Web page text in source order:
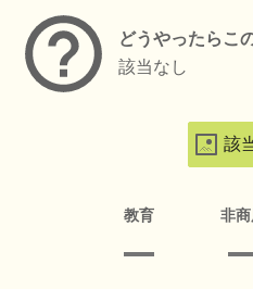
どうやったらこ
該当なし
該
教育 非商